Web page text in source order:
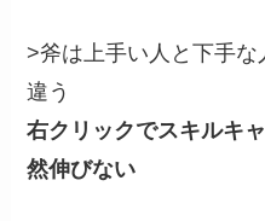
>斧は上手い人と下手
違う
右クリックでスキルキ
然伸びない